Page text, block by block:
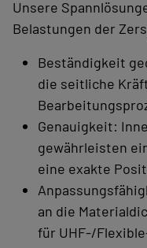
Unsere
Belastungen der
Beständigkeit
die seitliche
Genauigkeit:
gewährleisten
eine exakte
an die
für UHF‑/